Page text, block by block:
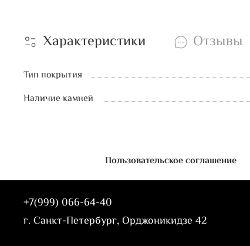
Характеристики Отзывы
Тип покрытия
Наличие камней
Пользовательское соглашение
+7(999) 066-64-40
г. Санкт-Петербург, Орджоникидзе 42